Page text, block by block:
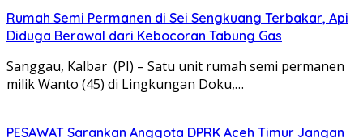
Rumah Semi Permanen di Sei Sengkuang Terbakar, Api
Diduga Berawal dari Kebocoran Tabung Gas
Sanggau, Kalbar (PI) – Satu unit rumah semi permanen
milik Wanto (45) di Lingkungan Doku,…
PESAWAT Sarankan Anggota DPRK Aceh Timur Jangan